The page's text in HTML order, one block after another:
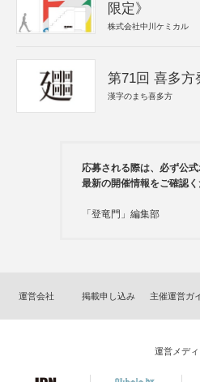
限定》
株式会社中川ケミカル
第71回 喜多
漢字のまち喜多方
応募される際は、必ず公
最新の開催情報をご確認く
「登竜門」編集部
運営会社 掲載申し込み 主催運営ガ
運営メディ